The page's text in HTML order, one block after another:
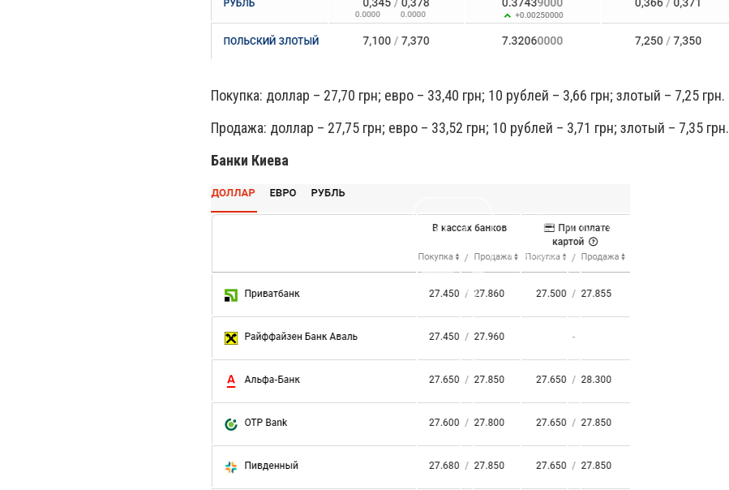
Покупка: доллар – 27,70 грн; евро – 33,40 грн; 10 рублей – 3,66 грн; злотый – 7,25 грн.
Продажа: доллар – 27,75 грн; евро – 33,52 грн; 10 рублей – 3,71 грн; злотый – 7,35 грн.
Банки Киева